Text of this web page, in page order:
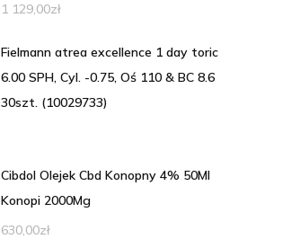
1 129,00zł
Fielmann atrea excellence 1 day toric
6.00 SPH, Cyl. -0.75, Oś 110 & BC 8.6
30szt. (10029733)
Cibdol Olejek Cbd Konopny 4% 50Ml
Konopi 2000Mg
630,00zł